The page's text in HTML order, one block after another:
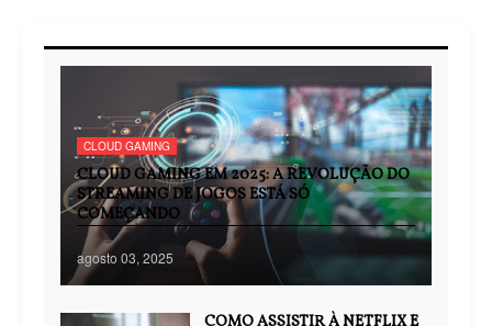
CLOUD GAMING
CLOUD GAMING EM 2025: A REVOLUÇÃO DO
STREAMING DE JOGOS ESTÁ SÓ
COMEÇANDO
agosto 03, 2025